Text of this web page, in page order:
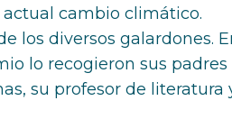
cambio climático.
los diversos galardones.
lo recogieron sus
su profesor de